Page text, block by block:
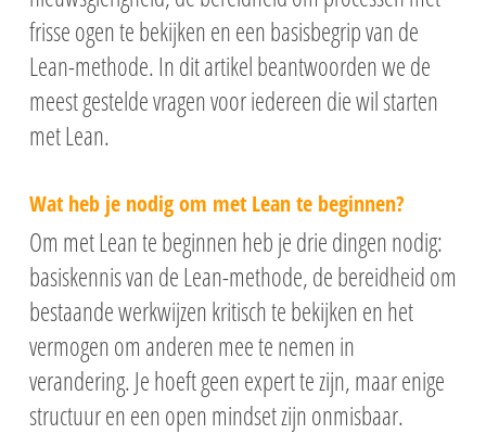
frisse ogen te bekijken en een basisbegrip van de
Lean-methode. In dit artikel beantwoorden we de
meest gestelde vragen voor iedereen die wil starten
met Lean.
Wat heb je nodig om met Lean te beginnen?
Om met Lean te beginnen heb je drie dingen nodig:
basiskennis van de Lean-methode, de bereidheid om
bestaande werkwijzen kritisch te bekijken en het
vermogen om anderen mee te nemen in
verandering. Je hoeft geen expert te zijn, maar enige
structuur en een open mindset zijn onmisbaar.